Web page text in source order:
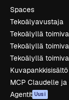
Spaces
Tekoälyavustaja
Tekoälyllä
Tekoälyllä
Tekoälyllä
Kuvapankkisisältö
MCP Claudelle ja
Agentit Uusi